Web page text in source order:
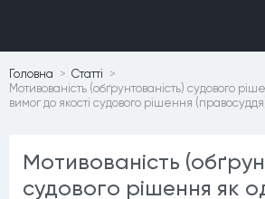
Головна
Статтi
Мотивованість (обґрунтованість) судового
вимог до якості судового рішення
Мотивованість
судового рішення як